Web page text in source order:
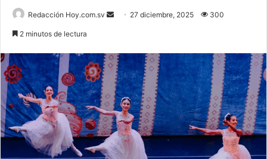
Redacción Hoy.com.sv
Send 27 diciembre, 2025 300
2 minutos de lectura